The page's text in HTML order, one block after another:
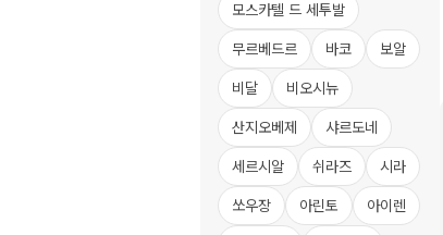
모스카텔 드 세투발
무르베드르 바코 보알
비달 비오시뉴
산지오베제 샤르도네
세르시알 쉬라즈 시라
쏘우장 아린토 아이렌